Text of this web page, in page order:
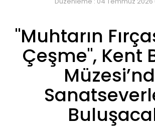
"Muhtarın
Çeşme", Kent